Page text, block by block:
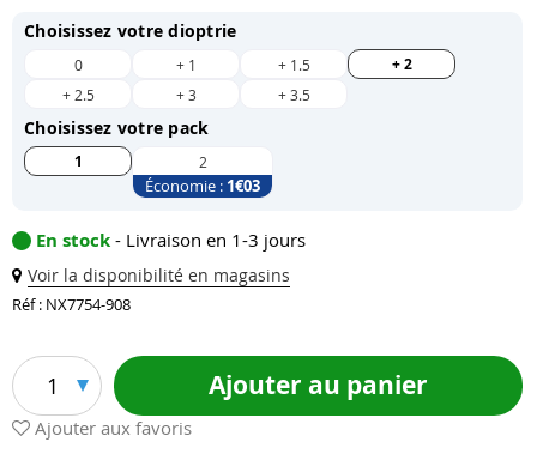
Choisissez votre dioptrie
0 + 1 + 1.5 + 2
+ 2.5 + 3 + 3.5
Choisissez votre pack
1 2
Économie : 1€03
En stock - Livraison en 1-3 jours
Voir la disponibilité en magasins
Réf : NX7754-908
1 Ajouter au panier
Ajouter aux favoris